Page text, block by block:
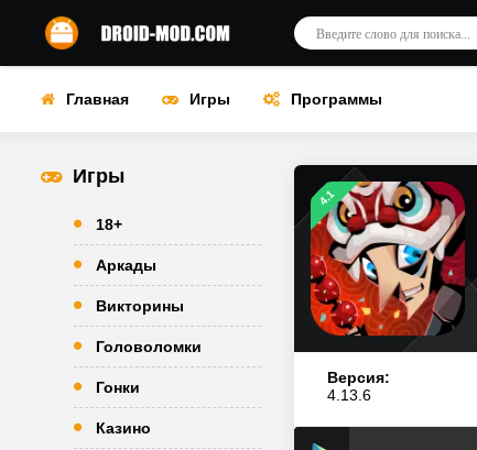
Главная Игры Программы
Игры
18+
Аркады
Викторины
Головоломки
Гонки
Казино
4.1
Версия:
4.13.6